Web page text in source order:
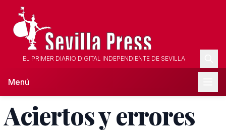
EL PRIMER DIARIO DIGITAL INDEPENDIENTE DE SEVILLA
Menú
Aciertos y errores